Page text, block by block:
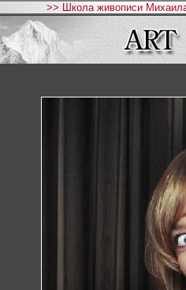
>> Школа живописи